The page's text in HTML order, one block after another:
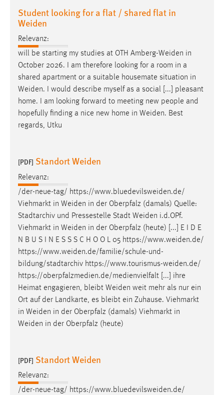
Student looking for a flat / shared flat in
Weiden
Relevanz:
will be starting my studies at OTH Amberg-Weiden in
October 2026. I am therefore looking for a room in a
shared apartment or a suitable housemate situation in
Weiden. I would describe myself as a social [...] pleasant
home. I am looking forward to meeting new people and
hopefully finding a nice new home in Weiden. Best
regards, Utku
[PDF] Standort Weiden
Relevanz:
/der-neue-tag/ https://www.bluedevilsweiden.de/
Viehmarkt in Weiden in der Oberpfalz (damals) Quelle:
Stadtarchiv und Pressestelle Stadt Weiden i.d.OPf.
Viehmarkt in Weiden in der Oberpfalz (heute) [...] E I D E
N B U S I N E S S S C H O O L 05 https://www.weiden.de/
https://www.weiden.de/familie/schule-und-
bildung/stadtarchiv https://www.tourismus-weiden.de/
https://oberpfalzmedien.de/medienvielfalt [...] ihre
Heimat engagieren, bleibt Weiden weit mehr als nur ein
Ort auf der Landkarte, es bleibt ein Zuhause. Viehmarkt
in Weiden in der Oberpfalz (damals) Viehmarkt in
Weiden in der Oberpfalz (heute)
[PDF] Standort Weiden
Relevanz:
/der-neue-tag/ https://www.bluedevilsweiden.de/